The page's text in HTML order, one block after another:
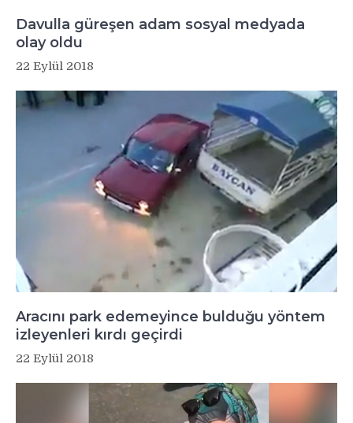
Davulla güreşen adam sosyal medyada
olay oldu
22 Eylül 2018
Aracını park edemeyince bulduğu yöntem
izleyenleri kırdı geçirdi
22 Eylül 2018